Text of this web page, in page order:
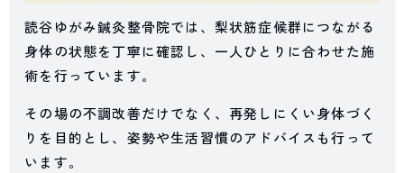
読谷ゆがみ鍼灸整骨院では、梨状筋症候群につながる
身体の状態を丁寧に確認し、一人ひとりに合わせた施
術を行っています。
その場の不調改善だけでなく、再発しにくい身体づく
りを目的とし、姿勢や生活習慣のアドバイスも行って
います。